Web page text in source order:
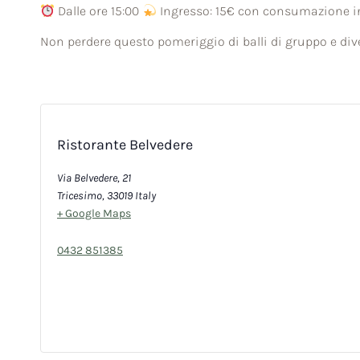
Dalle ore 15:00 Ingresso: 15€ con consumazione
Non perdere questo pomeriggio di balli di gruppo e
Ristorante Belvedere
Via Belvedere, 21
Tricesimo, 33019 Italy
+ Google Maps
0432 851385